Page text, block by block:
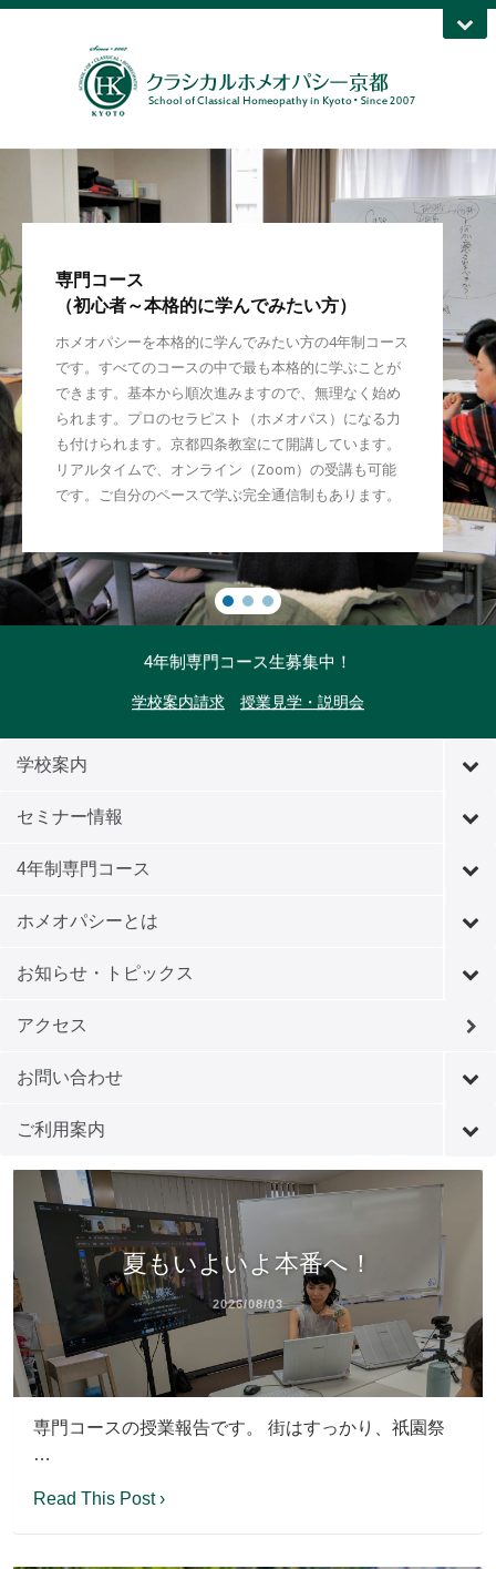
専門コース
（初心者～本格的に学んでみたい方）
ホメオパシーを本格的に学んでみたい方の4年制コース
です。すべてのコースの中で最も本格的に学ぶことが
できます。基本から順次進みますので、無理なく始め
られます。プロのセラピスト（ホメオパス）になる力
も付けられます。京都四条教室にて開講しています。
リアルタイムで、オンライン（Zoom）の受講も可能
です。ご自分のペースで学ぶ完全通信制もあります。
4年制専門コース生募集中！
学校案内請求 授業見学・説明会
学校案内
セミナー情報
4年制専門コース
ホメオパシーとは
お知らせ・トピックス
アクセス
お問い合わせ
ご利用案内
夏もいよいよ本番へ！
2026/08/03
専門コースの授業報告です。 街はすっかり、祇園祭
…
Read This Post ›